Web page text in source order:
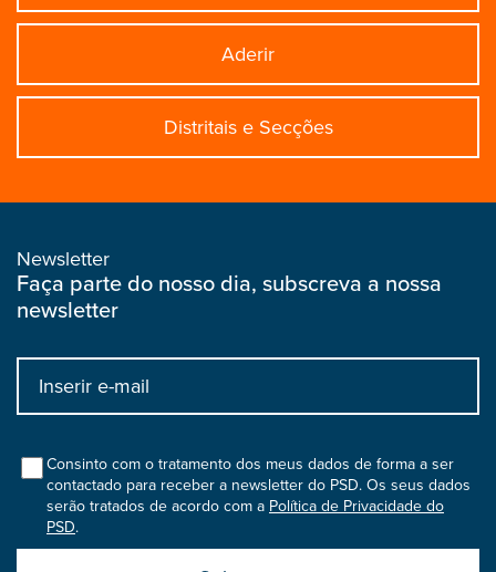
Aderir
Distritais e Secções
Newsletter
Faça parte do nosso dia, subscreva a nossa
newsletter
Input
bootstrap
col Consinto com o tratamento dos meus dados de forma a ser
contactado para receber a newsletter do PSD. Os seus dados
serão tratados de acordo com a Política de Privacidade do
PSD.